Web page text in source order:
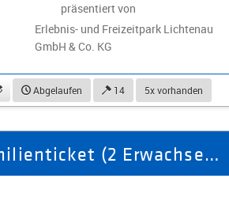
präsentiert von
Erlebnis- und Freizeitpark Lichtenau
GmbH & Co. KG
beobachtenAbgelaufen 14 5x vorhanden
Familienticket (2 Erwachsene 1 Kind) für das Feenweltchen